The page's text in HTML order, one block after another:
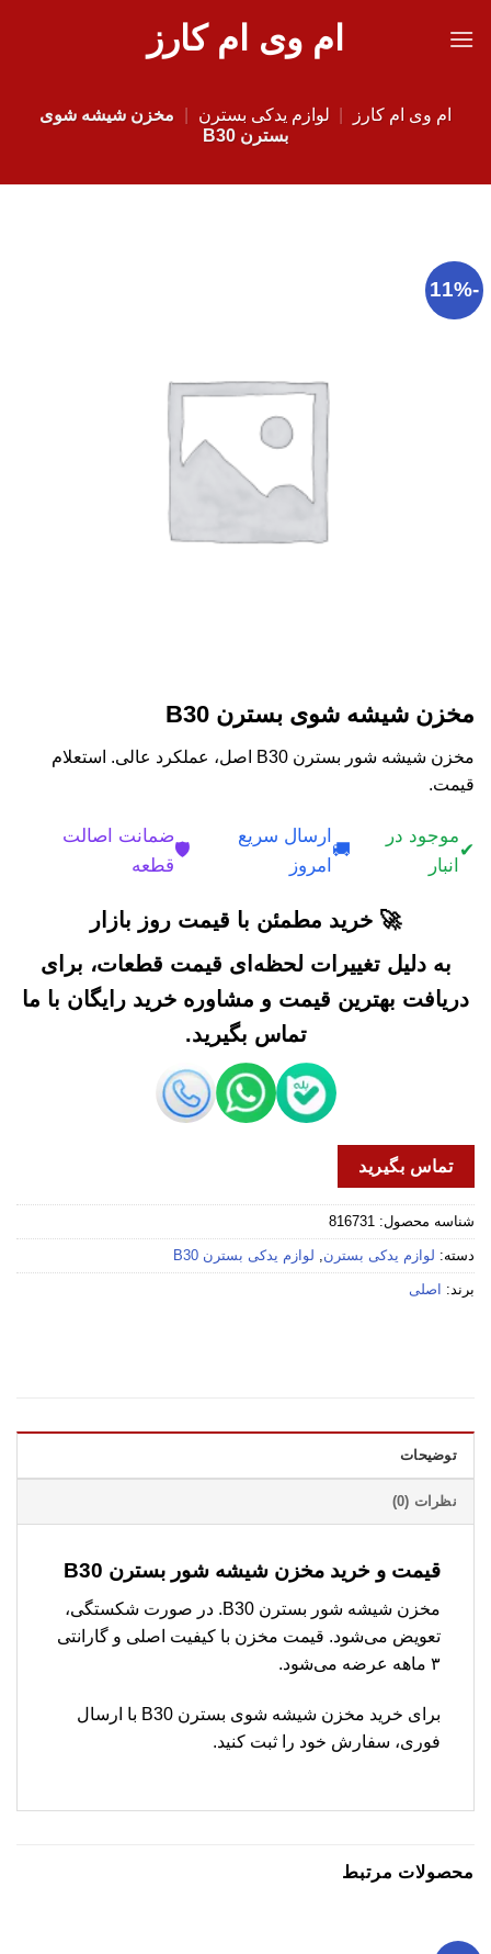
ام وی ام کارز
ام وی ام کارز لوازم یدکی بسترن
مخزن شیشه شوی
بسترن B30
-11%
مخزن شیشه شوی بسترن B30
مخزن شیشه شور بسترن B30 اصل، عملکرد عالی. استعلام
قیمت.
✔
موجود در
انبار
🚚
ارسال سریع
امروز
🛡️
ضمانت اصالت
قطعه
🚀 خرید مطمئن با قیمت روز بازار
به دلیل تغییرات لحظه‌ای قیمت قطعات، برای
دریافت بهترین قیمت و مشاوره خرید رایگان با ما
تماس بگیرید.
تماس بگیرید
شناسه محصول: 816731
دسته: لوازم یدکی بسترن, لوازم یدکی بسترن B30
برند: اصلی
توضیحات
نظرات (0)
قیمت و خرید مخزن شیشه شور بسترن B30
مخزن شیشه شور بسترن B30. در صورت شکستگی،
تعویض می‌شود. قیمت مخزن با کیفیت اصلی و گارانتی
۳ ماهه عرضه می‌شود.
برای خرید مخزن شیشه شوی بسترن B30 با ارسال
فوری، سفارش خود را ثبت کنید.
محصولات مرتبط